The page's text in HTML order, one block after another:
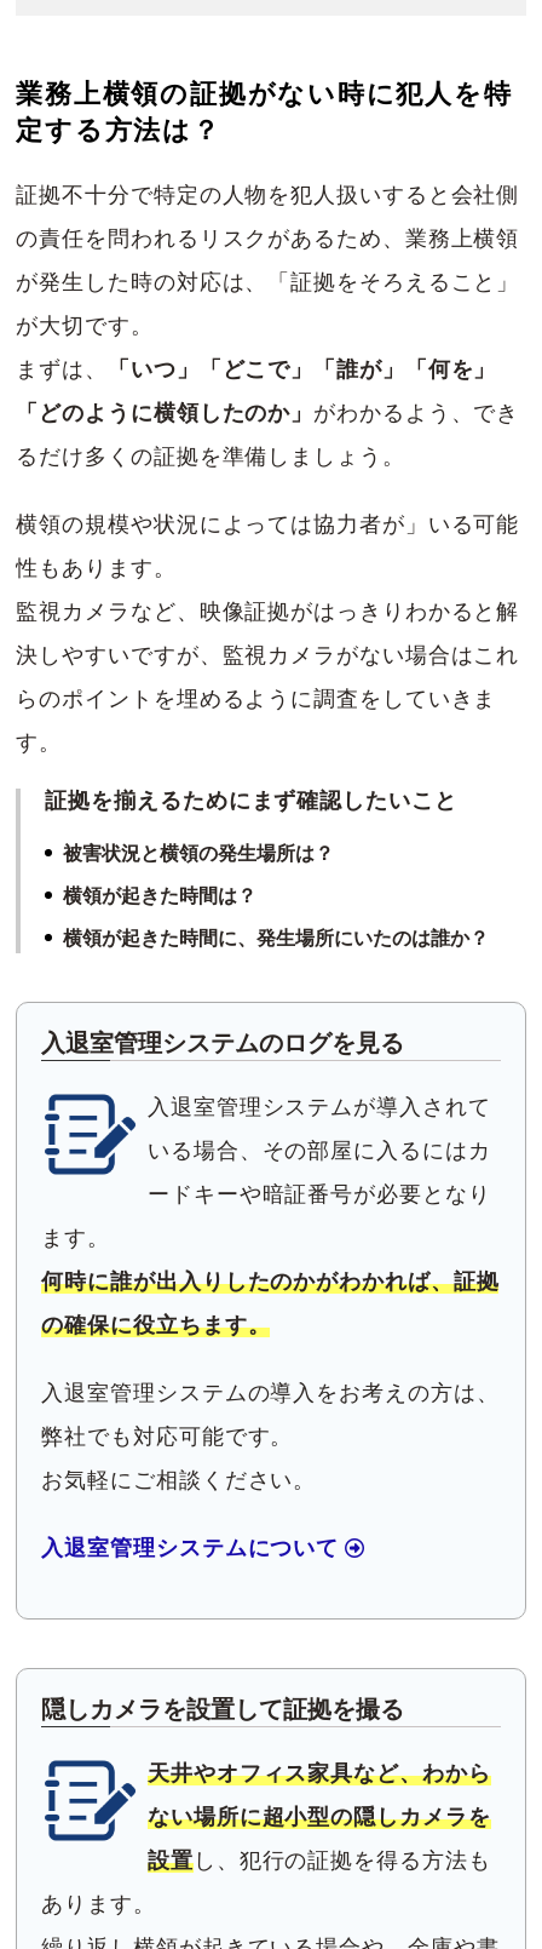
業務上横領の証拠がない時に犯人を特
定する方法は？
証拠不十分で特定の人物を犯人扱いすると会社側
の責任を問われるリスクがあるため、業務上横領
が発生した時の対応は、「証拠をそろえること」
が大切です。
まずは、
「いつ」「どこで」「誰が」「何を」
「どのように横領したのか」 がわかるよう、でき
るだけ多くの証拠を準備しましょう。
横領の規模や状況によっては協力者が」いる可能
性もあります。
監視カメラなど、映像証拠がはっきりわかると解
決しやすいですが、監視カメラがない場合はこれ
らのポイントを埋めるように調査をしていきま
す。
証拠を揃えるためにまず確認したいこと
被害状況と横領の発生場所は？
横領が起きた時間は？
横領が起きた時間に、発生場所にいたのは誰か？
入退室管理システムのログを見る
入退室管理システムが導入されて
いる場合、その部屋に入るにはカ
ードキーや暗証番号が必要となり
ます。
何時に誰が出入りしたのかがわかれば、証拠
の確保に役立ちます。
入退室管理システムの導入をお考えの方は、
弊社でも対応可能です。
お気軽にご相談ください。
入退室管理システムについて
隠しカメラを設置して証拠を撮る
天井やオフィス家具など、わから
ない場所に超小型の隠しカメラを
設置し、犯行の証拠を得る方法も
あります。